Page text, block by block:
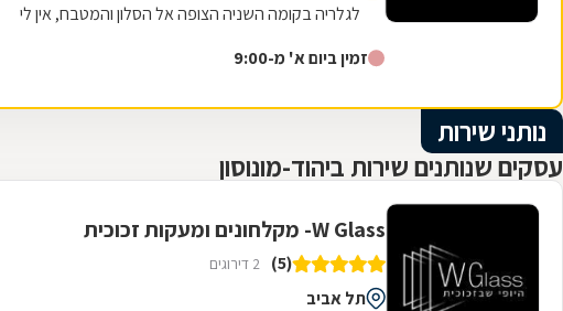
לגלריה בקומה השניה הצופה אל הסלון והמטבח, אין לי
עליכם, עבודה מושלמת!!
זמין ביום א' מ-9:00
נותני שירות
עסקים שנותנים שירות ביהוד-מונוסון
W Glass- מקלחונים ומעקות זכוכית
(5) 2 דירוגים
תל אביב